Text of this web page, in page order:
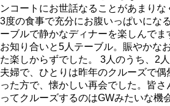
ンコートにお世話なることがあまりな
3度の食事で充分にお腹いっぱいにな
ーブルで静かなディナーを楽しんで
お知り合いと5人テーブル。賑やかな
た楽しからずでした。 3人のうち、2
夫婦で、ひとりは昨年のクルーズで
った方で、懐かしい再会でした。皆
ってクルーズするのはGWみたいな機